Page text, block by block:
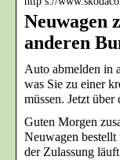
Neuwagen
anderen
Auto abmelden in
was Sie zu einer
müssen. Jetzt
Guten Morgen
Neuwagen
der Zulassung